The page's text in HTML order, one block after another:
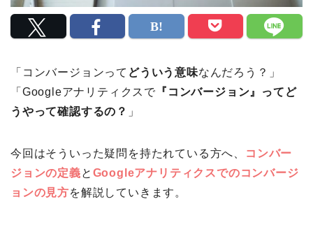
「コンバージョンって どういう意味なんだろう？」
「Googleアナリティクスで 『コンバージョン』ってど
うやって確認するの？ 」
今回はそういった疑問を持たれている方へ、
コンバー
ジョンの定義と Googleアナリティクスでのコンバージ
ョンの見方を解説していきます。